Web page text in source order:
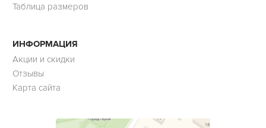
Таблица размеров
ИНФОРМАЦИЯ
Акции и скидки
Отзывы
Карта сайта